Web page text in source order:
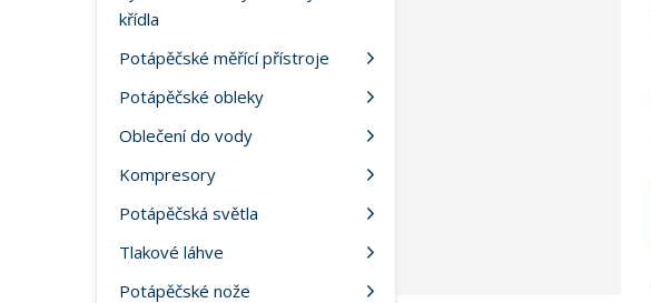
křídla
Potápěčské měřící přístroje
Potápěčské obleky
Oblečení do vody
Kompresory
Potápěčská světla
Tlakové láhve
Potápěčské nože